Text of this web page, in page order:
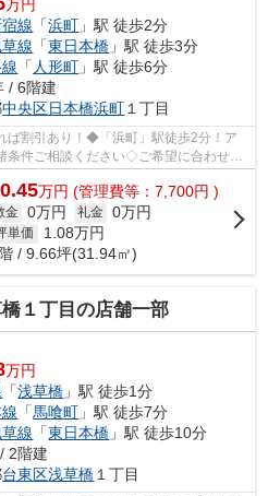
万円
線 「浜町 」駅 徒歩2分
線 「東日本橋 」駅 徒歩3分
「 人形町 」駅 徒歩6分
/ 6階建
中央区日本橋浜町１丁目
割引あり！◆「浜町」駅徒歩2分！ア
件ご相談ください◇ご希望に合わせて
問い合わ...
万円 (管理費等：7,700円 )
金 0万円 礼金 0万円
単価 1.08万円
/ 9.66坪(31.94㎡)
１丁目の店舗一部
万円
「浅草橋 」駅 徒歩1分
「馬喰町 」駅 徒歩7分
線 「東日本橋 」駅 徒歩10分
2階建
台東区浅草橋 １丁目